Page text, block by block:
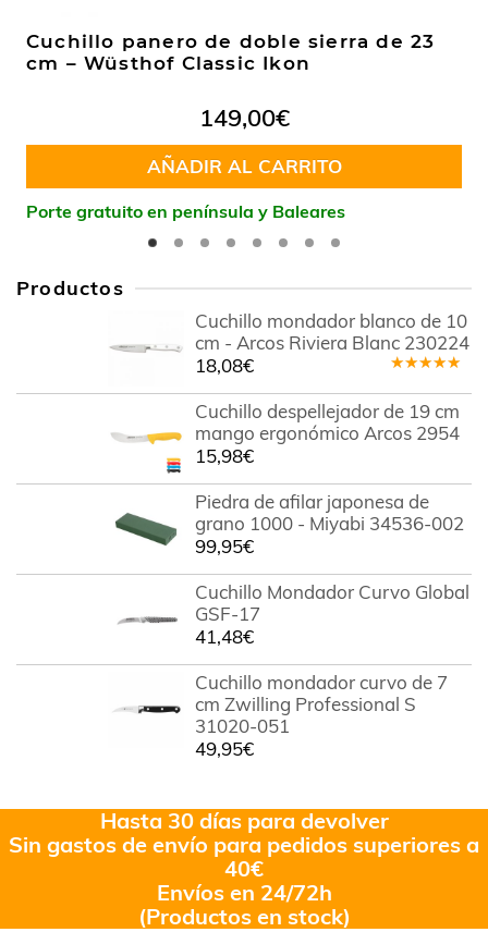
Cuchillo panero de doble sierra de 23
cm – Wüsthof Classic Ikon
149,00€
AÑADIR AL CARRITO
Porte gratuito en península y Baleares
Productos
Cuchillo mondador blanco de 10
cm - Arcos Riviera Blanc 230224
en5.00de
5
18,08€
Cuchillo despellejador de 19 cm
mango ergonómico Arcos 2954
15,98€
Piedra de afilar japonesa de
grano 1000 - Miyabi 34536-002
99,95€
Cuchillo Mondador Curvo Global
GSF-17
41,48€
Cuchillo mondador curvo de 7
cm Zwilling Professional S
31020-051
49,95€
Hasta 30 días para devolver
Sin gastos de envío para pedidos superiores a
40€
Envíos en 24/72h
(Productos en stock)